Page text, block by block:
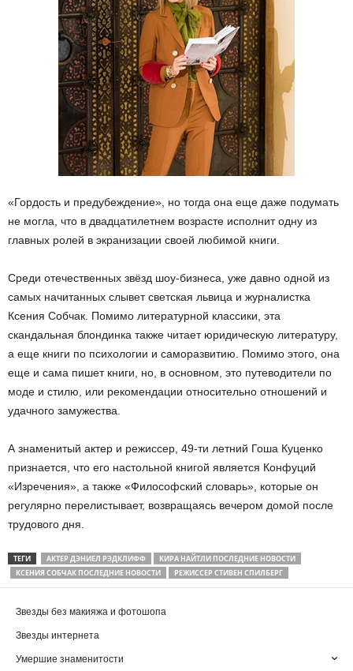
«Гордость и предубеждение», но тогда она еще даже подумать
не могла, что в двадцатилетнем возрасте исполнит одну из
главных ролей в экранизации своей любимой книги.
Среди отечественных звёзд шоу-бизнеса, уже давно одной из
самых начитанных слывет светская львица и журналистка
Ксения Собчак. Помимо литературной классики, эта
скандальная блондинка также читает юридическую литературу,
а еще книги по психологии и саморазвитию. Помимо этого, она
еще и сама пишет книги, но, в основном, это путеводители по
моде и стилю, или рекомендации относительно отношений и
удачного замужества.
А знаменитый актер и режиссер, 49-ти летний Гоша Куценко
признается, что его настольной книгой является Конфуций
«Изречения», а также «Философский словарь», которые он
регулярно перелистывает, возвращаясь вечером домой после
трудового дня.
ТЕГИ АКТЕР ДЭНИЕЛ РЭДКЛИФФ
КИРА НАЙТЛИ ПОСЛЕДНИЕ НОВОСТИ
КСЕНИЯ СОБЧАК ПОСЛЕДНИЕ НОВОСТИ
РЕЖИССЕР СТИВЕН СПИЛБЕРГ
Звезды без макияжа и фотошопа
Звезды интернета
Умершие знаменитости